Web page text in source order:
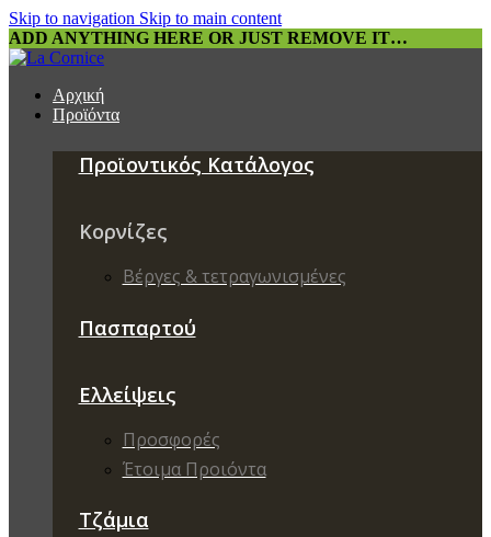
Skip to navigation Skip to main content
ADD ANYTHING HERE OR JUST REMOVE IT…
Αρχική
Προϊόντα
Προϊοντικός Κατάλογος
Κορνίζες
Βέργες & τετραγωνισμένες
Πασπαρτού
Ελλείψεις
Προσφορές
Έτοιμα Προιόντα
Τζάμια